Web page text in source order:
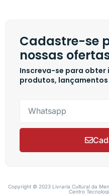
Cadastre-se
nossas
Inscreva-se para
produtos,
Copyright © 2023 Livraria Cultural da
Centro